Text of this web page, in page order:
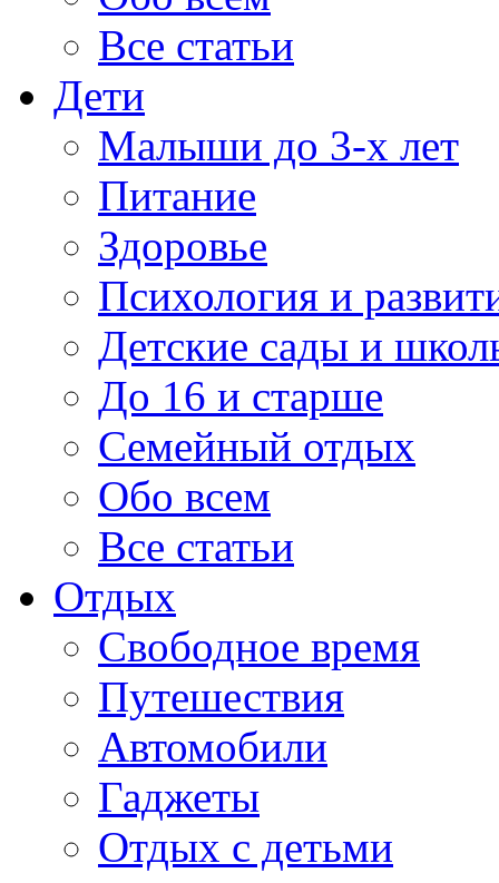
Все статьи
Дети
Малыши до 3-х лет
Питание
Здоровье
Психология и
Детские сады и
До 16 и старше
Семейный отдых
Обо всем
Все статьи
Отдых
Свободное время
Путешествия
Автомобили
Гаджеты
Отдых с детьми